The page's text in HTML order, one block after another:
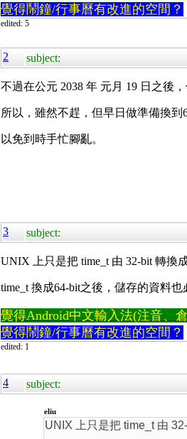
覺得鬧鐘/行事曆有改進的空間？
edited: 5
2 subject:
不過在公元 2038 年 元月 19 日之後
所以，雖然不趕，但早日做準備換到
以免到時手忙腳亂。
3 subject:
UNIX 上只是把 time_t 由 32-bit 轉換
time_t 換成64-bit之後，儲存的資料也
覺得Android中文輸入法(注音、
覺得鬧鐘/行事曆有改進的空間？
edited: 1
4 subject:
eliu
UNIX 上只是把 time_t 由